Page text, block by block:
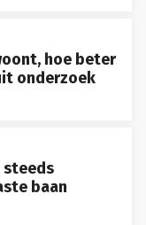
hoe beter
onderzoek
steeds
baan